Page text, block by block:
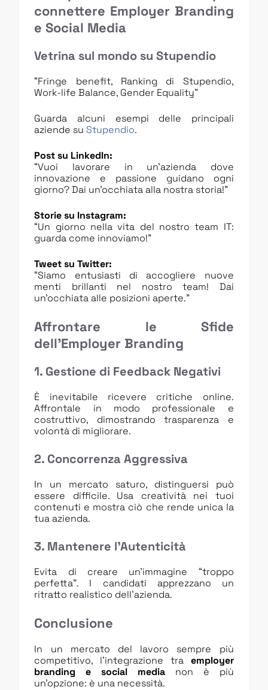
connettere Employer Branding
e Social Media
Vetrina sul mondo su Stupendio
“Fringe benefit, Ranking di Stupendio,
Work-life Balance, Gender Equality”
Guarda alcuni esempi delle principali
aziende suStupendio.
Post su LinkedIn:
“Vuoi lavorare in un’azienda dove
innovazione e passione guidano ogni
giorno? Dai un’occhiata alla nostra storia!”
Storie su Instagram:
“Un giorno nella vita del nostro team IT:
guarda come innoviamo!”
Tweet su Twitter:
“Siamo entusiasti di accogliere nuove
menti brillanti nel nostro team! Dai
un’occhiata alle posizioni aperte.”
Affrontare le Sfide
dell’Employer Branding
1. Gestione di Feedback Negativi
È inevitabile ricevere critiche online.
Affrontale in modo professionale e
costruttivo, dimostrando trasparenza e
volontà di migliorare.
2. Concorrenza Aggressiva
In un mercato saturo, distinguersi può
essere difficile. Usa creatività nei tuoi
contenuti e mostra ciò che rende unica la
tua azienda.
3. Mantenere l’Autenticità
Evita di creare un’immagine “troppo
perfetta”. I candidati apprezzano un
ritratto realistico dell’azienda.
Conclusione
In un mercato del lavoro sempre più
competitivo, l’integrazione tra employer
branding e social media non è più
un’opzione: è una necessità.